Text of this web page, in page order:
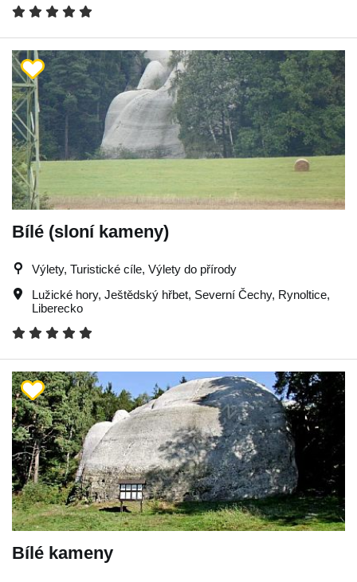
Bílé (sloní kameny)
Výlety, Turistické cíle, Výlety do přírody
Lužické hory, Ještědský hřbet, Severní Čechy, Rynoltice,
Liberecko
Bílé kameny